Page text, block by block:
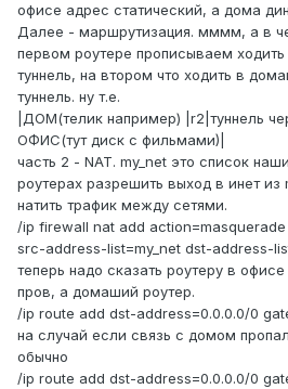
офисе адрес статический, а дома
Далее - маршрутизация. мммм, а в
первом роутере прописываем
туннель, на втором что ходить в
туннель. ну т.е.
|ДОМ(телик например) |r2|туннель
ОФИС(тут диск с фильмами)|
часть 2 - NAT. my_net это список
роутерах разрешить выход в инет из
натить трафик между сетями.
/ip firewall nat add
src-address-list=my_net dst-address-
теперь надо сказать роутеру в
пров, а домаший роутер.
/ip route add dst-address=0.0.0.0/0
на случай если связь с домом
обычно
/ip route add dst-address=0.0.0.0/0